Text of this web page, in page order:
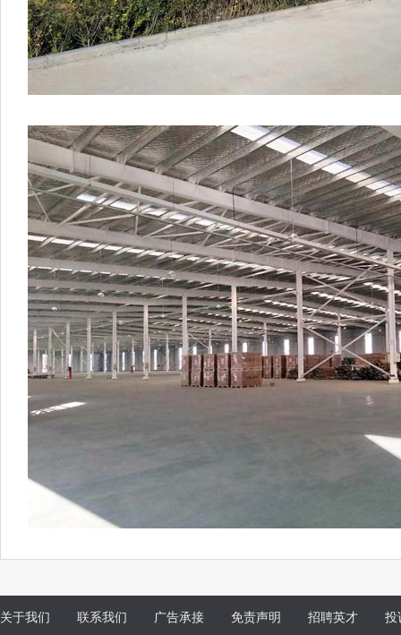
关于我们 联系我们 广告承接 免责声明 招聘英才 投